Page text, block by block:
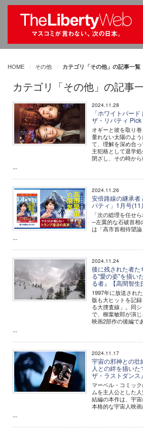
HOME その他 カテゴリ「その他」の記事一覧
カテゴリ「その他」の記事
2024.11.28
「ホワイトバー
ザ・リバティ
オギーと彼を取り
量れない太陽のよ
て、理解を深め合
主犯格として退学
閉ざし、その時から
...
2024.11.26
安倍路線の継承者
バティ」1月号(11
「次の総理を任せ
─左翼的な石破首相
は「高市首相待望論
...
2024.11.24
後に残された者た
る"愛の姿"を描い
る者』【高間智生
1997年に放送され
版も大ヒットを記
る大捜査線」。同
で、柳葉敏郎が演
映画2部作の後編で
...
2024.11.17
宇宙の邪神との壮
人との絆を描い
ザ・ラストダンス
マーベル・コミッ
ムを主人公とした
結編の本作は、宇
本格的な宇宙人映画
...